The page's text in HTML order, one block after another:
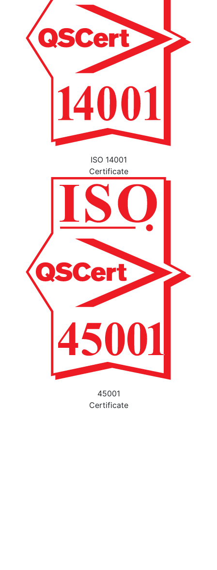
ISO 14001
Certificate
45001
Certificate